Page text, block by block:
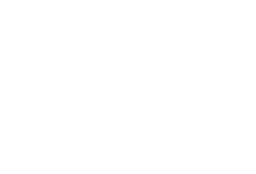
ね 賛成賛成賛成 賛成
決されて その4時間後
に解除された なんです
ないですね なぜ野党の存在
の 反国家勢力なのかも